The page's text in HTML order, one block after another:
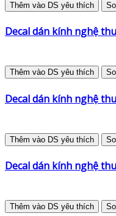
Thêm vào DS yêu thích
Decal dán kính nghệ
Thêm vào DS yêu thích
Decal dán kính nghệ
Thêm vào DS yêu thích
Decal dán kính nghệ
Thêm vào DS yêu thích